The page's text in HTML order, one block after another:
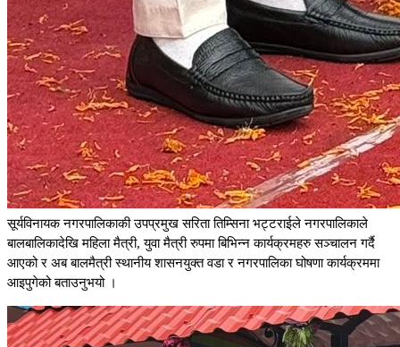
सूर्यविनायक नगरपालिकाकी उपप्रमुख सरिता तिम्सिना भट्टराईले नगरपालिकाले
बालबालिकादेखि महिला मैत्री, युवा मैत्री रुपमा बिभिन्न कार्यक्रमहरु सञ्चालन गर्दै
आएको र अब बालमैत्री स्थानीय शासनयुक्त वडा र नगरपालिका घोषणा कार्यक्रममा
आइपुगेको बताउनुभयो ।